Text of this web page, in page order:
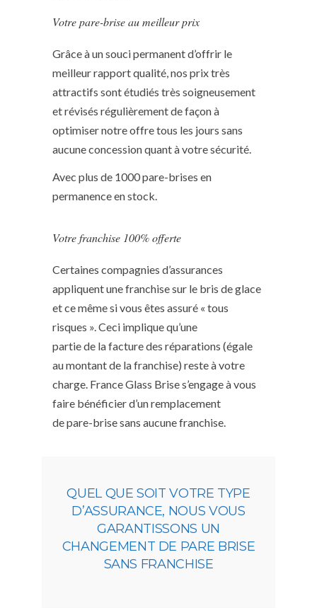
Votre pare-brise au meilleur prix
Grâce à un souci permanent d’offrir le
meilleur rapport qualité, nos prix très
attractifs sont étudiés très soigneusement
et révisés régulièrement de façon à
optimiser notre offre tous les jours sans
aucune concession quant à votre sécurité.
Avec plus de 1000 pare-brises en
permanence en stock.
Votre franchise 100% offerte
Certaines compagnies d’assurances
appliquent une franchise sur le bris de glace
et ce même si vous êtes assuré « tous
risques ». Ceci implique qu’une
partie de la facture des réparations (égale
au montant de la franchise) reste à votre
charge. France Glass Brise s’engage à vous
faire bénéficier d’un remplacement
de pare-brise sans aucune franchise.
QUEL QUE SOIT VOTRE TYPE
D’ASSURANCE, NOUS VOUS
GARANTISSONS UN
CHANGEMENT DE PARE BRISE
SANS FRANCHISE